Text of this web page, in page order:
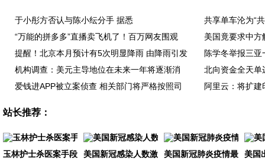
于小彤方否认与陈小纭分手 据悉
共享单车沦为“
“万能的拼多多”直播卖飞机了！百万网友围观
美国竟要求中
提醒！北京本月预计有5次明显降雨 由降雨引发
陈学冬举报三
机构调查：美元主导地位在未来一年将逐渐消
北向资金全天单
爱钱进APP被立案侦查 相关部门将严格按照司
阿里云：将扩
站长推荐：
玉林护士杀医案手段残忍致极：碎尸、剔肉、烹
美国新冠感染人数激增致1200例 特朗普仍拒
美国新冠肺炎疫情最新消
美国